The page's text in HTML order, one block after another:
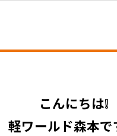
こんにちは❕
軽ワールド森本で